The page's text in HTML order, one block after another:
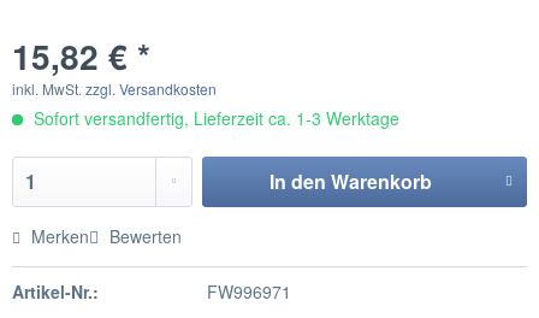
15,82 € *
inkl. MwSt. zzgl. Versandkosten
Sofort versandfertig, Lieferzeit ca. 1-3 Werktage
In den Warenkorb
Merken Bewerten
Artikel-Nr.: FW996971